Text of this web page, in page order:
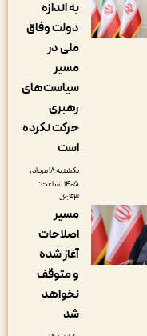
به اندازه
دولت وفاق
سیاست‌های
حرکت نکرده
یکشنبه ۱۸ مرداد,
۱۴۰۵ | ساعت:
مسیر
اصلاحات
آغاز شده
و متوقف
نخواهد